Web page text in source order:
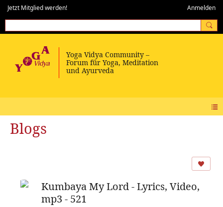
Jetzt Mitglied werden! Anmelden
Blogs
Kumbaya My Lord - Lyrics, Video,
mp3 - 521